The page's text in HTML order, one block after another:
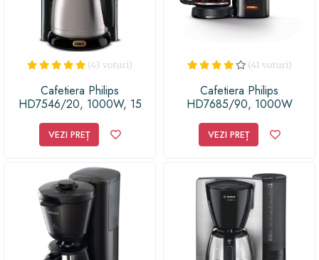
(43 voturi)
Cafetiera Philips
HD7546/20, 1000W, 15
VEZI PREȚ
(41 voturi)
Cafetiera Philips
HD7685/90, 1000W
VEZI PREȚ